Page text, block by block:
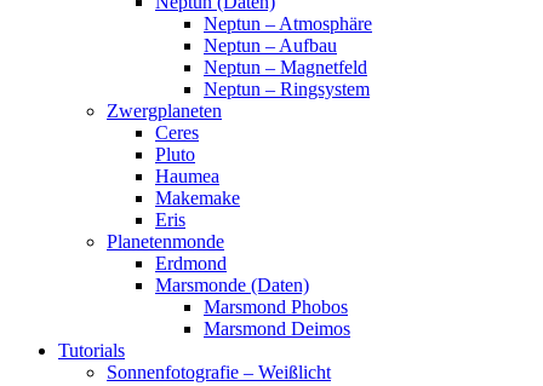
Neptun – Atmosphäre
Neptun – Aufbau
Neptun – Magnetfeld
Neptun – Ringsystem
Zwergplaneten
Ceres
Pluto
Haumea
Makemake
Eris
Planetenmonde
Erdmond
Marsmonde (Daten)
Marsmond Phobos
Marsmond Deimos
Tutorials
Sonnenfotografie – Weißlicht